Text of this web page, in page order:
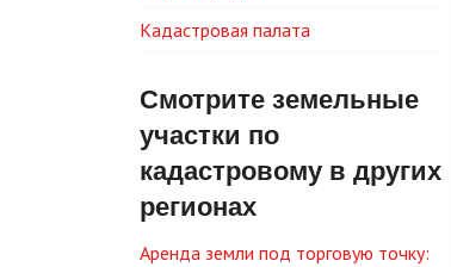
Кадастровая палата
Смотрите земельные
участки по
кадастровому в других
регионах
Аренда земли под торговую точку: